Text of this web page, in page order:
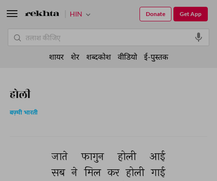
होली
बज़्मी भारती
जाते फागुन होली
आई
सब ने मिल कर होली गाई
HIN Get App
Donate
शायर शेर शब्दकोश वीडियो ई-पुस्तक